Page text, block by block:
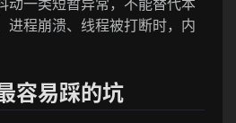
进程崩溃、线程被打断时，内
容易踩的坑